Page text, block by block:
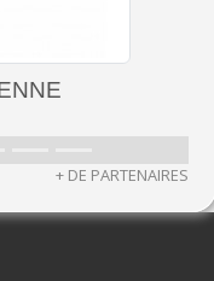
+ DE PARTENAIRES